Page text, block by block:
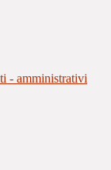
- amministrativi